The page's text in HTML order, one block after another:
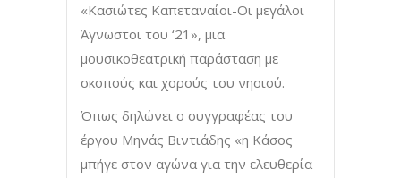
«Κασιώτες Καπεταναίοι-Οι μεγάλοι
Άγνωστοι του ‘21», μια
μουσικοθεατρική παράσταση με
σκοπούς και χορούς του νησιού.
Όπως δηλώνει ο συγγραφέας του
έργου Μηνάς Βιντιάδης «η Κάσος
μπήγε στον αγώνα για την ελευθερία